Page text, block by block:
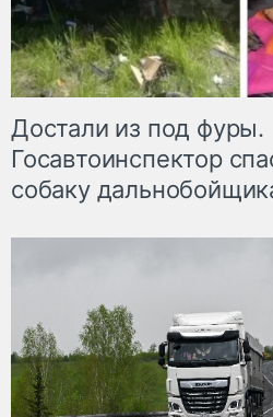
Достали из под фуры.
Госавтоинспектор
собаку